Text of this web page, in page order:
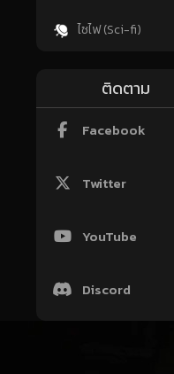
ไซไฟ (Sci-fi)
ติดตาม
Facebook
Twitter
YouTube
Discord